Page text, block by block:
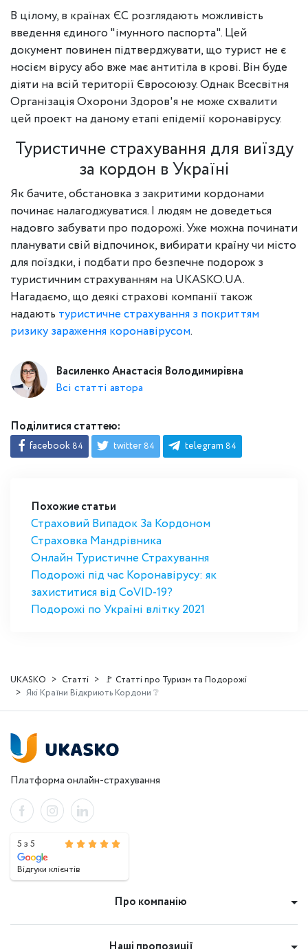
Похожие статьи
Страховий Випадок За Кордоном
Страховка Мандрівника
Онлайн Туристичне Страхування
Подорожі під час Коронавірусу: як
захиститися від CoVID-19?
Подорожі по Україні влітку 2021
В цілому, в країнах ЄС розглядають можливість
введення єдиного "імунного паспорта". Цей
документ повинен підтверджувати, що турист не є
носієм вірусу або вже має антитіла в крові. Він буде
діяти на всій території Євросоюзу. Однак Всесвітня
Організація Охорони Здоров'я не може схвалити
цей проект на даному етапі епідемії коронавірусу.
Туристичне страхування для виїзду
за кордон в Україні
Як бачите, обстановка з закритими кордонами
починає налагоджуватися. І людям не доведеться
надовго забувати про подорожі. Уже можна починати
планувати свій відпочинок, вибирати країну чи місто
для поїздки, і подбати про безпечне подорож з
туристичним страхуванням на UKASKO.UA.
Нагадаємо, що деякі страхові компанії також
надають туристичне страхування з покриттям
ризику зараження коронавірусом.
Василенко Анастасія Володимирівна
Всі статті автора
Поділитися статтею:
facebook 84 twitter 84 telegram 84
UKASKO Статті
🚩 Статті про Туризм та Подорожі
Які Країни Відкриють Кордони ❔
Платформа онлайн-страхування
5 з 5
Відгуки клієнтів
Про компанію